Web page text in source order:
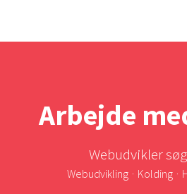
Arbejde
Webudvikler
Webudvikling · Kolding ·